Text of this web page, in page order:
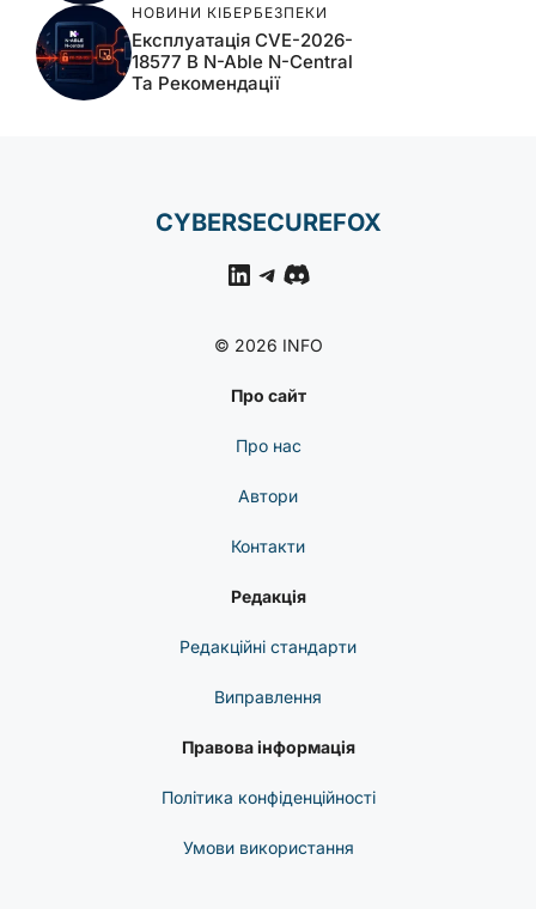
НОВИНИ КІБЕРБЕЗПЕКИ
Експлуатація CVE-2026-
18577 В N-Able N-Central
Та Рекомендації
CYBERSECUREFOX
LinkedIn
Telegram
Discord
© 2026 INFO
Про сайт
Про нас
Автори
Контакти
Редакція
Редакційні стандарти
Виправлення
Правова інформація
Політика конфіденційності
Умови використання